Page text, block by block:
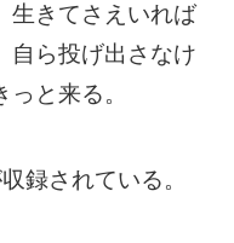
生きてさえいれば
自ら投げ出さなけ
と来る。
録されている。